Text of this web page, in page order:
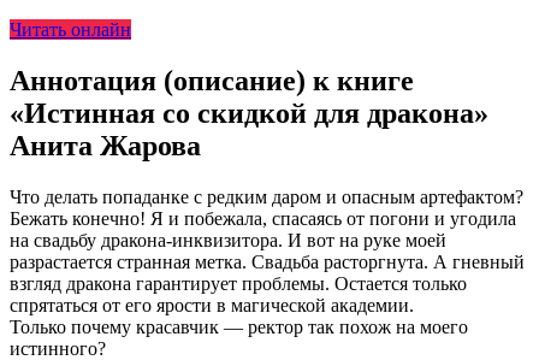
Читать онлайн
Аннотация (описание) к книге
«Истинная со скидкой для дракона»
Анита Жарова
Что делать попаданке с редким даром и опасным артефактом?
Бежать конечно! Я и побежала, спасаясь от погони и угодила
на свадьбу дракона-инквизитора. И вот на руке моей
разрастается странная метка. Свадьба расторгнута. А гневный
взгляд дракона гарантирует проблемы. Остается только
спрятаться от его ярости в магической академии.
Только почему красавчик — ректор так похож на моего
истинного?